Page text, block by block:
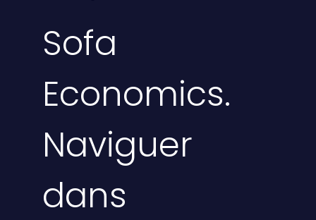
Sofa
Economics.
Naviguer
dans